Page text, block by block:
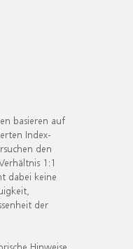
basieren auf
Index-
den
1:1
dabei keine
der